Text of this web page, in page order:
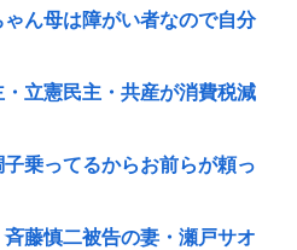
ん母は障がい者なので自分
立憲民主・共産が消費税減
乗ってるからお前らが頼っ
斉藤慎二被告の妻・瀬戸サオ